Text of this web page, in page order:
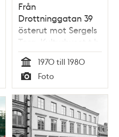
Från
Drottninggatan 39
österut mot Sergels
Torg. Kulturhuset t.h
Tid
1970 till 1980
Typ
Foto